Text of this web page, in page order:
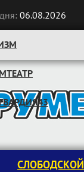
06.08.2026
СЛОБОДСКОЙ